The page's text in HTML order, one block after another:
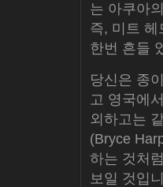
는 아쿠아
즉, 미트
한번 흔들
당신은 종
고 영국에
외하고는
(Bryce
하는 것처
보일 것입